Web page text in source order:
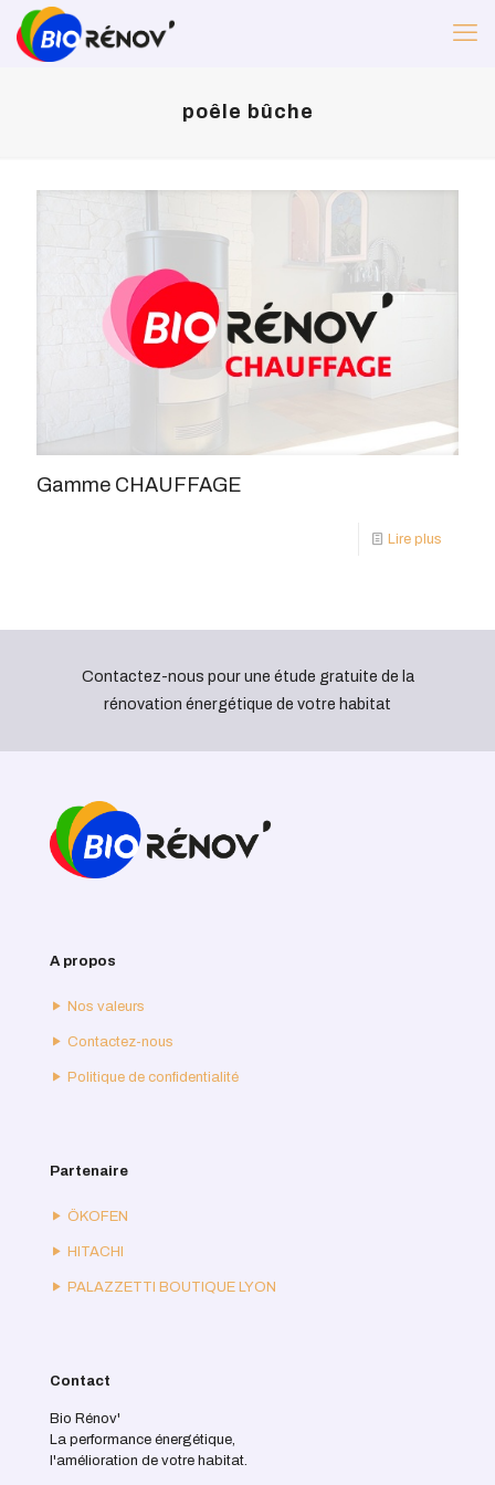
poêle bûche
Gamme CHAUFFAGE
Lire plus
Contactez-nous pour une étude gratuite de la
rénovation énergétique de votre habitat
A propos
Nos valeurs
Contactez-nous
Politique de confidentialité
Partenaire
ÖKOFEN
HITACHI
PALAZZETTI BOUTIQUE LYON
Contact
Bio Rénov'
La performance énergétique,
l'amélioration de votre habitat.